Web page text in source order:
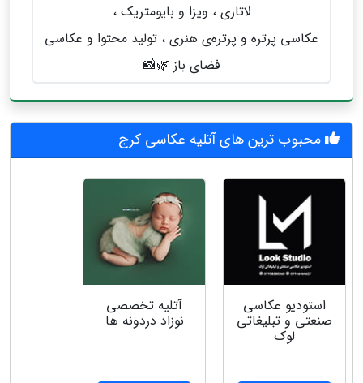
لاتاری ، ویزا و بایومتریک ،
عکاسی پرتره و پرتره‌ی هنری ، تولید محتوا و عکاسی
فضای باز 🌿📸
محبوب ترین های آتلیه عکاسی کرج
استودیو عکاسی
صنعتی و تبلیغاتی
لوک
آتلیه تخصصی
نوزاد دردونه ها